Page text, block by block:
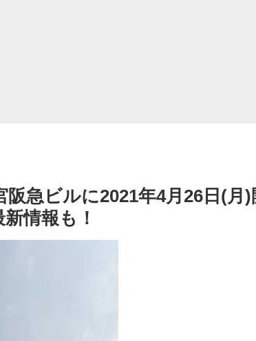
急ビルに2021年4月26日(月
情報も！